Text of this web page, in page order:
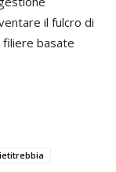
il fulcro di
basate